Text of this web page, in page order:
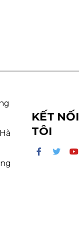
KẾT
TÔI